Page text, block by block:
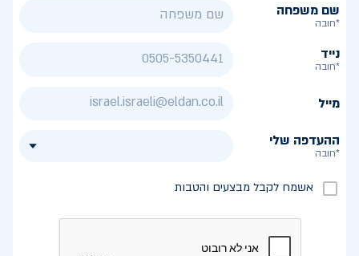
שם משפחה
*חובה
נייד
*חובה
מייל
ההעדפה שלי
*חובה
אשמח לקבל מבצעים והטבות